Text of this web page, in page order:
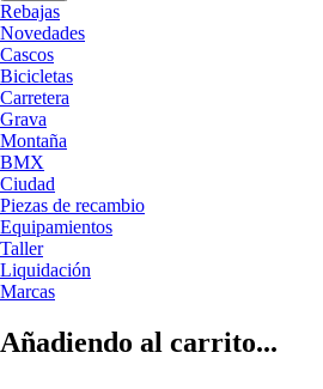
Rebajas
Novedades
Cascos
Bicicletas
Carretera
Grava
Montaña
BMX
Ciudad
Piezas de recambio
Equipamientos
Taller
Liquidación
Marcas
Añadiendo al carrito...